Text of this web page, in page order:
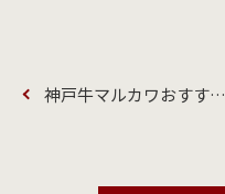
神戸牛マルカワおすすめの美味しい食べ方